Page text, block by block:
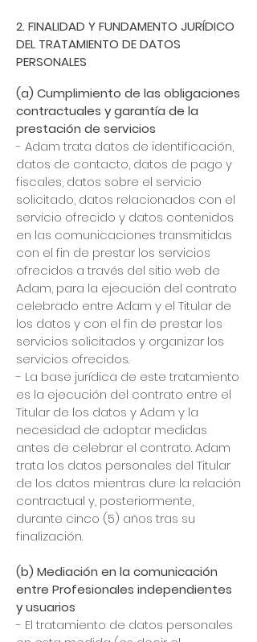
​2. FINALIDAD Y FUNDAMENTO JURÍDICO
DEL TRATAMIENTO DE DATOS
PERSONALES
(a) Cumplimiento de las obligaciones
contractuales y garantía de la
prestación de servicios
- Adam trata datos de identificación,
datos de contacto, datos de pago y
fiscales, datos sobre el servicio
solicitado, datos relacionados con el
servicio ofrecido y datos contenidos
en las comunicaciones transmitidas
con el fin de prestar los servicios
ofrecidos a través del sitio web de
Adam, para la ejecución del contrato
celebrado entre Adam y el Titular de
los datos y con el fin de prestar los
servicios solicitados y organizar los
servicios ofrecidos.
- La base jurídica de este tratamiento
es la ejecución del contrato entre el
Titular de los datos y Adam y la
necesidad de adoptar medidas
antes de celebrar el contrato. Adam
trata los datos personales del Titular
de los datos mientras dure la relación
contractual y, posteriormente,
durante cinco (5) años tras su
finalización.
(b) Mediación en la comunicación
entre Profesionales independientes
y usuarios
- El tratamiento de datos personales